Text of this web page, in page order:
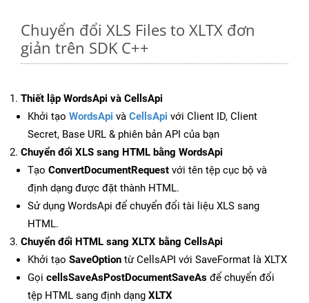
Chuyển đổi XLS Files to XLTX đơn
giản trên SDK C++
Thiết lập WordsApi và CellsApi
Khởi tạo WordsApi và CellsApi với Client ID, Client
Secret, Base URL & phiên bản API của bạn
Chuyển đổi XLS sang HTML bằng WordsApi
Tạo ConvertDocumentRequest với tên tệp cục bộ và
định dạng được đặt thành HTML.
Sử dụng WordsApi để chuyển đổi tài liệu XLS sang
HTML.
Chuyển đổi HTML sang XLTX bằng CellsApi
Khởi tạo SaveOption từ CellsAPI với SaveFormat là XLTX
Gọi cellsSaveAsPostDocumentSaveAs để chuyển đổi
tệp HTML sang định dạng XLTX